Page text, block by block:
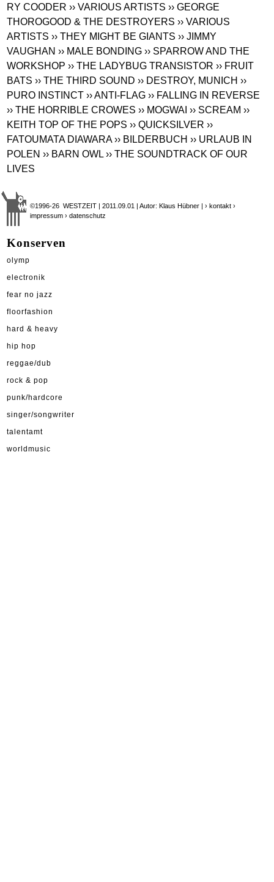
RY COODER ›› VARIOUS ARTISTS ›› GEORGE
THOROGOOD & THE DESTROYERS ›› VARIOUS
ARTISTS ›› THEY MIGHT BE GIANTS ›› JIMMY
VAUGHAN ›› MALE BONDING ›› SPARROW AND THE
WORKSHOP ›› THE LADYBUG TRANSISTOR ›› FRUIT
BATS ›› THE THIRD SOUND ›› DESTROY, MUNICH ››
PURO INSTINCT ›› ANTI-FLAG ›› FALLING IN REVERSE
›› THE HORRIBLE CROWES ›› MOGWAI ›› SCREAM ››
KEITH TOP OF THE POPS ›› QUICKSILVER ››
FATOUMATA DIAWARA ›› BILDERBUCH ›› URLAUB IN
POLEN ›› BARN OWL ›› THE SOUNDTRACK OF OUR
LIVES
©1996-26 WESTZEIT | 2011.09.01 | Autor: Klaus Hübner |› kontakt ›
impressum › datenschutz
Konserven
olymp
electronik
fear no jazz
floorfashion
hard & heavy
hip hop
reggae/dub
rock & pop
punk/hardcore
singer/songwriter
talentamt
worldmusic